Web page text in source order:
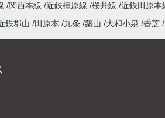
関西本線 近鉄橿原線 桜井線 近鉄田原本
鉄郡山 田原本 九条 築山 大和小泉 香芝